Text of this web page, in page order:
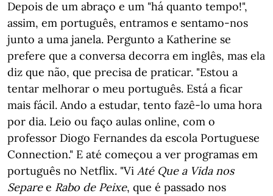
Depois de um abraço e um "há quanto tempo!",
assim, em português, entramos e sentamo-nos
junto a uma janela. Pergunto a Katherine se
prefere que a conversa decorra em inglês, mas ela
diz que não, que precisa de praticar. "Estou a
tentar melhorar o meu português. Está a ficar
mais fácil. Ando a estudar, tento fazê-lo uma hora
por dia. Leio ou faço aulas online, com o
professor Diogo Fernandes da escola Portuguese
Connection." E até começou a ver programas em
português no Netflix. "Vi Até Que a Vida nos
Separee Rabo de Peixe, que é passado nos